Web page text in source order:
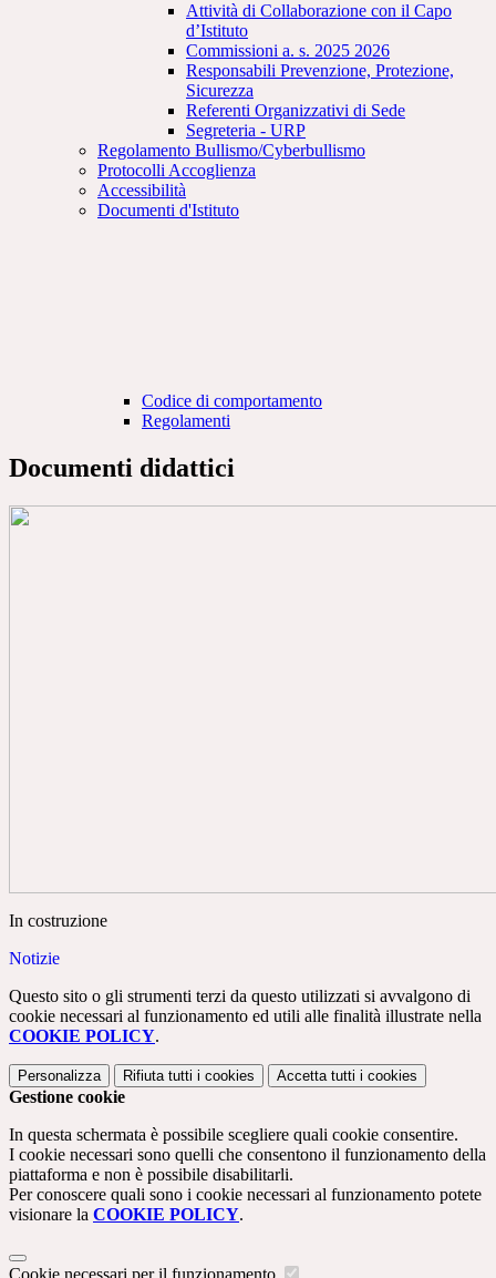
Attività di Collaborazione con il Capo
d’Istituto
Commissioni a. s. 2025 2026
Responsabili Prevenzione, Protezione,
Sicurezza
Referenti Organizzativi di Sede
Segreteria - URP
Regolamento Bullismo/Cyberbullismo
Protocolli Accoglienza
Accessibilità
Documenti d'Istituto
Codice di comportamento
Regolamenti
Documenti didattici
In costruzione
Notizie
Questo sito o gli strumenti terzi da questo utilizzati si avvalgono di
cookie necessari al funzionamento ed utili alle finalità illustrate nella
COOKIE POLICY.
Personalizza Rifiuta tutti i cookies Accetta tutti i cookies
Gestione cookie
In questa schermata è possibile scegliere quali cookie consentire.
I cookie necessari sono quelli che consentono il funzionamento della
piattaforma e non è possibile disabilitarli.
Per conoscere quali sono i cookie necessari al funzionamento potete
visionare la COOKIE POLICY.